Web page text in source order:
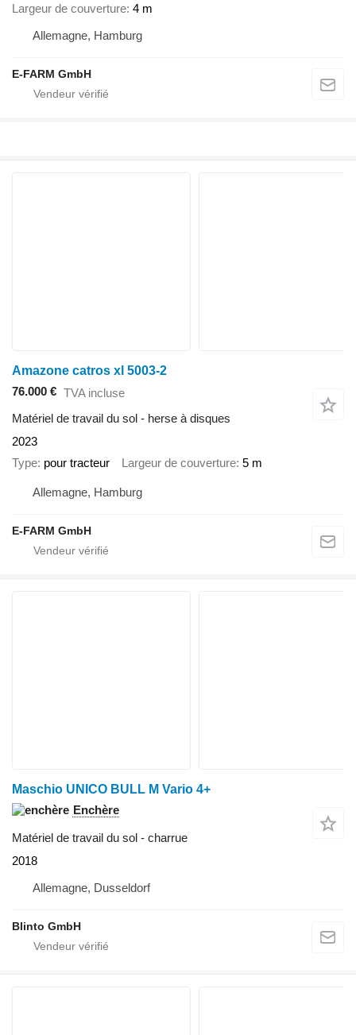
Largeur de couverture 4 m
Allemagne, Hamburg
E-FARM GmbH
Amazone catros xl 5003-2
76.000 € TVA incluse
Matériel de travail du sol - herse à disques
2023
Type pour tracteur Largeur de couverture 5 m
Allemagne, Hamburg
E-FARM GmbH
Maschio UNICO BULL M Vario 4+
Enchère
Matériel de travail du sol - charrue
2018
Allemagne, Dusseldorf
Blinto GmbH